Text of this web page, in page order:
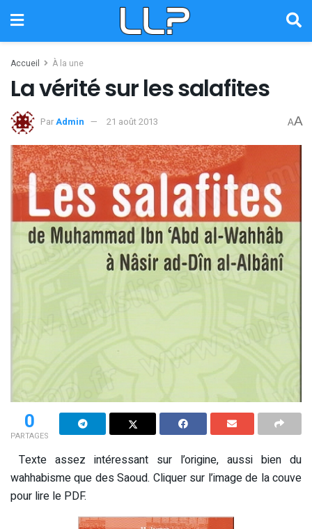
Accueil À la une
La vérité sur les salafites
ParAdmin 21 août 2013 AA
0
PARTAGES
Texte assez intéressant sur l’origine, aussi bien du
wahhabisme que des Saoud. Cliquer sur l’image de la couve
pour lire le PDF.